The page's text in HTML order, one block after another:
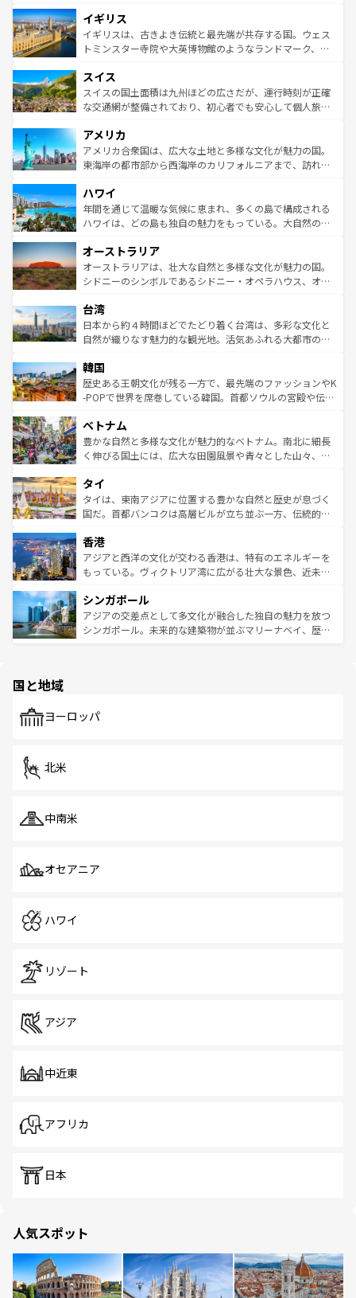
いる。シャンパンの発祥地であるランス、プロヴァンスの
香り高いラベンダー畑など、多彩な楽しみ方が可能だ。さ
らに、パリ以外の地域にも魅力が溢れており、どの街角に
れる地方に足を運ぶとそれぞれで全く異なる文化を体験で
きるだろう。 なお、新着のフランス情報はコンテンツ一覧
を参照してほしい。
顔を持つこの国は、どこを歩いても飽きることがない。ベ
ルリンの文化的活気、バイエルン州のアルプスの絶景、そ
してライン川沿いのワイン畑といった風景は必見。ビール
は、お酒好きな人にはぜひ体験してほしい。 なお、新着の
ドイツ情報はコンテンツ一覧を参照してほしい。
イギリス
イギリスは、古きよき伝統と最先端が共存する国。ウェス
トミンスター寺院や大英博物館のようなランドマーク、歴
リアごとに異なる魅力がある。また、優雅なアフタヌーン
ティー、ビール好きにはたまらない英国パブ、サッカー観
戦など、本場だからこそできる体験も豊富。イギリスを旅
ンツ一覧を参照してほしい。
スイス
スイスの国土面積は九州ほどの広さだが、運行時刻が正確
な交通網が整備されており、初心者でも安心して個人旅行
の建物がそのまま残る町や、スイスならではのユニークな
博物館もあり、アルプス観光だけでなく町歩きも満喫する
ことができる。国民の所得が高いため物価も高いが、旅行
ば市内交通費無料で観光を楽しむこともできる。 なお、新
着のスイス情報はコンテンツ一覧 を参照してほしい。
アメリカ
アメリカ合衆国は、広大な土地と多様な文化が魅力の国。
東海岸の都市部から西海岸のカリフォルニアまで、訪れる
のような巨大都市は、観光、ショッピング、エンターテイ
ンメントが詰まった刺激的なスポットだ。一方、アメリカ
西部には大自然が広がり、グランドキャニオンやイエロー
部のニューオーリンズでは、音楽と美食が融合した独特の
文化が魅力。旅行者はアメリカの各地域で異なる魅力を楽
しみながら、その多様性と豊かな歴史を感じることができ
ならではの贅沢な旅のスタイルだ。 なお、新着のアメリカ
情報はコンテンツ一覧を参照してほしい。
ハワイ
年間を通じて温暖な気候に恵まれ、多くの島で構成される
ハワイは、どの島も独自の魅力をもっている。大自然の神
ワイ島は見逃せない。また、定番の観光地といえばオアフ
島だが、静かな自然を求めるならマウイ島やカウアイ島が
おすすめ。エメラルドグリーンに輝く海をはじめ、豊かな
れるおもてなしの心で訪れる人々を迎えてくれるハワイの
人々、おいしいローカルフードやハワイアンミュージッ
ク、伝統的なフラダンスなど、すべてがハワイの魅力を彩
ワイを、存分に味わってほしい。 なお、新着のハワイ情報
はコンテンツ一覧を参照してほしい。
オーストラリア
オーストラリアは、壮大な自然と多様な文化が魅力の国。
シドニーのシンボルであるシドニー・オペラハウス、オー
リアリーフや大陸中央部にそびえるウルル（エアーズロッ
ク）、タスマニアの美しい原生林やケアンズの熱帯雨林な
ど、見どころがたくさん。また、カフェやワイン、オージ
いる。アクティビティも充実しており、サーフィンやダイ
ビング、ハイキングなど、アウトドア好きにはたまらな
い。オーストラリアの多彩な魅力を存分に味わいつくそ
参照してほしい。
台湾
日本から約４時間ほどでたどり着く台湾は、多彩な文化と
自然が織りなす魅力的な観光地。活気あふれる大都市の台
ン）、静ひつな山岳地帯である台湾東部など、都市の喧騒
と山間の静けさが共存しており、訪れる人に新しい発見と
驚きをもたらしてくれる。また、奥深い台湾の食文化も魅
容にもいいと評判のスイーツなど、バラエティ豊かな料理
が味わえる。 なお、新着の台湾情報は コンテンツ一覧を参
照してほしい。
韓国
歴史ある王朝文化が残る一方で、最先端のファッションやK
-POPで世界を席巻している韓国。首都ソウルの宮殿や伝統
き、地方に足を延ばせば四季折々の自然美を楽しむことが
できる。そして、キムチや焼肉、絶品のストリートフード
まで、さまざまな韓国料理が待っている。夜には、韓国な
リティに包まれながら、韓国の多彩な魅力を心ゆくまで味
わってみてほしい。 なお、新着の韓国情報はコンテンツ一
覧を参照してほしい。
ベトナム
豊かな自然と多様な文化が魅力的なベトナム。南北に細長
く伸びる国土には、広大な田園風景や青々とした山々、世
急速な発展と共に伝統が息づく。ハノイの古い町並みやホ
ーチミン市のフランス統治時代の建物も、独特の雰囲気を
醸し出している。また、バラエティの豊かさとおいしさで
とつ。フォーやバインミー、ベトナムコーヒーなどは、ぜ
ひ現地で味わいたい。どの地域を訪れてもあたたかい人々
が旅行者を迎えてくれるので、きっと忘れられない旅にな
参照してほしい。
タイ
タイは、東南アジアに位置する豊かな自然と歴史が息づく
国だ。首都バンコクは高層ビルが立ち並ぶ一方、伝統的な
の活気が交差している。北部ではチェンマイなどの山岳地
帯で自然と触れ合い、南部ではプーケットやクラビの美し
いビーチでリゾート気分を楽しむことができる。タイ料理
激する。気候は一年中温暖で、どの季節にも異なる楽しみ
が待っている。親しみやすいタイの人々、仏教を中心とし
た文化、そして多様な観光資源が、訪れる旅人を魅了し続
香港
アジアと西洋の文化が交わる香港は、特有のエネルギーを
もっている。ヴィクトリア湾に広がる壮大な景色、近未来
み、どこを訪れても感動するはず。観光スポットが密集し
ており、効率よく見どころを回れるのも魅力。息をのむよ
うな絶景から文化的な体験まで、香港を存分に楽しみ尽く
シンガポール
アジアの交差点として多文化が融合した独自の魅力を放つ
シンガポール。未来的な建築物が並ぶマリーナベイ、歴史
で、ホーカーズは地元の風情を楽しめる外せないスポット
国と地域
ヨーロッパ
北米
中南米
オセアニア
ハワイ
リゾート
アジア
中近東
アフリカ
日本
人気スポット